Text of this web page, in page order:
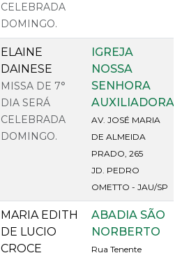
CELEBRADA
DOMINGO.
ELAINE
DAINESE
MISSA DE 7°
DIA SERÁ
CELEBRADA
DOMINGO.
IGREJA
NOSSA
SENHORA
AUXILIADORA
AV. JOSÉ MARIA
DE ALMEIDA
PRADO, 265
JD. PEDRO
OMETTO - JAU/SP
MARIA EDITH
DE LUCIO
CROCE
ABADIA SÃO
NORBERTO
Rua Tenente